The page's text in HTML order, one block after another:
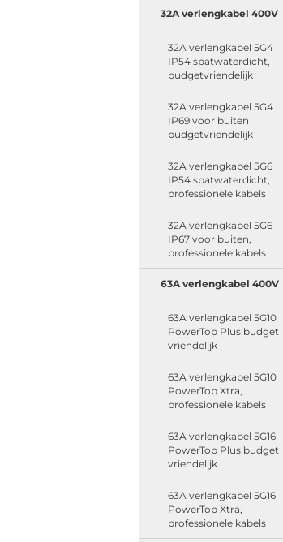
32A verlengkabel 400V
32A verlengkabel 5G4
IP54 spatwaterdicht,
budgetvriendelijk
32A verlengkabel 5G4
IP69 voor buiten
budgetvriendelijk
32A verlengkabel 5G6
IP54 spatwaterdicht,
professionele kabels
32A verlengkabel 5G6
IP67 voor buiten,
professionele kabels
63A verlengkabel 400V
63A verlengkabel 5G10
PowerTop Plus budget
vriendelijk
63A verlengkabel 5G10
PowerTop Xtra,
professionele kabels
63A verlengkabel 5G16
PowerTop Plus budget
vriendelijk
63A verlengkabel 5G16
PowerTop Xtra,
professionele kabels